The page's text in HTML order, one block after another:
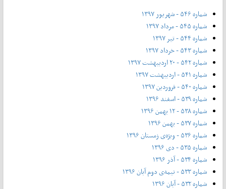
شماره ۵۴۶ - شهریور ۱۳۹۷
شماره ۵۴۵ - مرداد ۱۳۹۷
شماره ۵۴۴ - تیر ۱۳۹۷
شماره ۵۴۳ - خرداد ۱۳۹۷
شماره ۵۴۲ - ۲۰ اردیبهشت ۱۳۹۷
شماره ۵۴۱ - اردیبهشت ۱۳۹۷
شماره ۵۴۰ - فروردین ۱۳۹۷
شماره ۵۳۹ - اسفند ۱۳۹۶
شماره ۵۳۸ - ۱۲ بهمن ۱۳۹۶
شماره ۵۳۷ - بهمن ۱۳۹۶
شماره ۵۳۶ - ویژه‌ی زمستان ۱۳۹۶
شماره ۵۳۵ - دی ۱۳۹۶
شماره ۵۳۴ - آذر ۱۳۹۶
شماره ۵۳۳ - نیمه‌ی دوم آبان ۱۳۹۶
شماره ۵۳۲ - آبان ۱۳۹۶